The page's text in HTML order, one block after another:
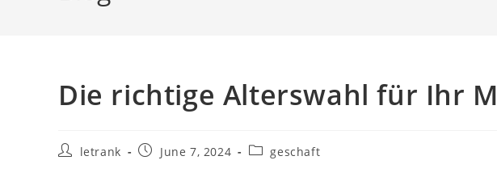
Die richtige Alterswahl für Ihr
Postletrank
PostJune 7, 2024
Postgeschaft